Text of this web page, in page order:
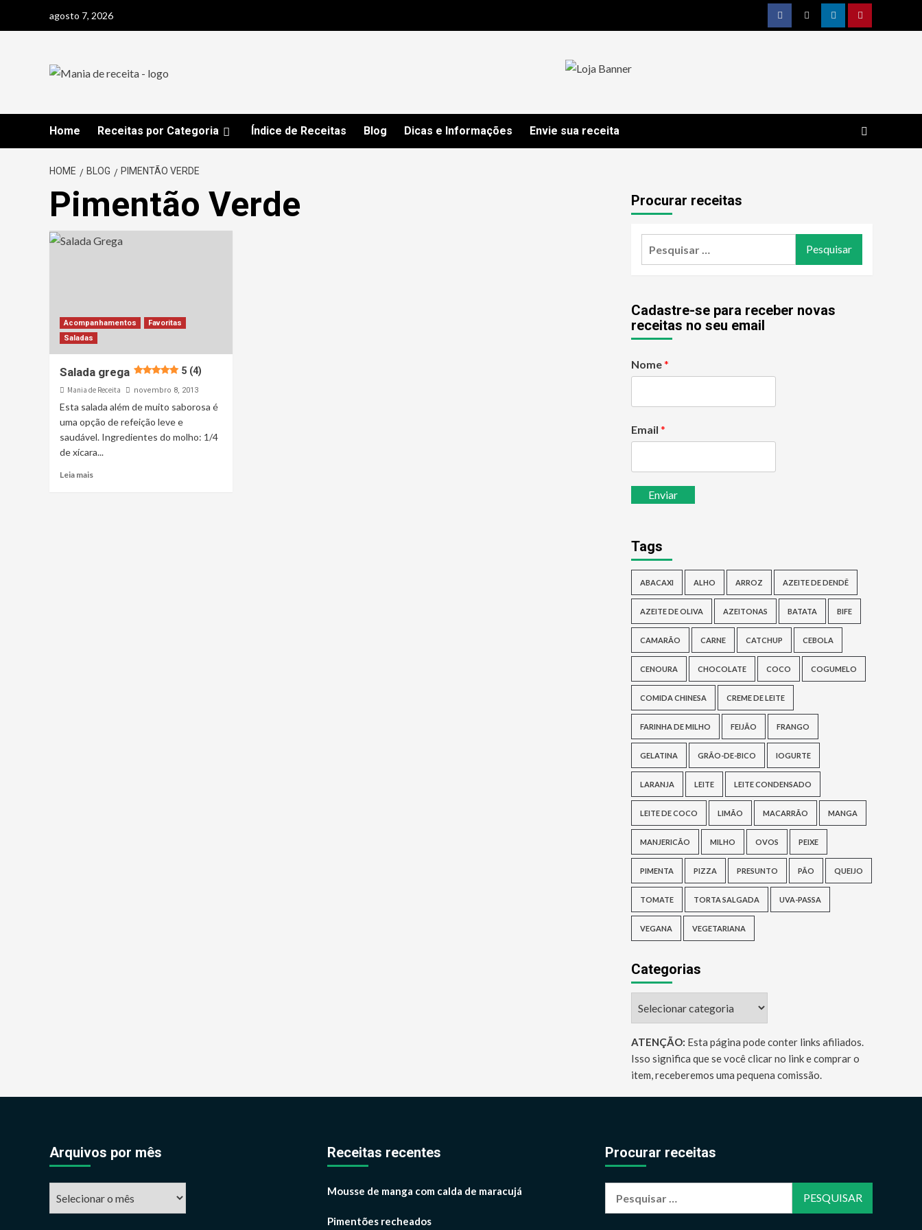
agosto 7, 2026
FacebookTwitterLinkedinPinterest
Home Receitas por Categoria Índice de Receitas Blog Dicas e Informações Envie sua receita
HOME BLOG PIMENTÃO VERDE
Pimentão Verde
Acompanhamentos
Favoritas
Saladas
Salada grega 5 (4)
Mania de Receita novembro 8, 2013
Esta salada além de muito saborosa é
uma opção de refeição leve e
saudável. Ingredientes do molho: 1/4
de xícara...
Leia mais
Procurar receitas
Cadastre-se para receber novas
receitas no seu email
Nome*
Email *
Enviar
Tags
ABACAXI ALHO ARROZ AZEITE DE DENDÊ
AZEITE DE OLIVA AZEITONAS BATATA BIFE
CAMARÃO CARNE CATCHUP CEBOLA
CENOURA CHOCOLATE COCO COGUMELO
COMIDA CHINESA CREME DE LEITE
FARINHA DE MILHO FEIJÃO FRANGO
GELATINA GRÃO-DE-BICO IOGURTE
LARANJA LEITE LEITE CONDENSADO
LEITE DE COCO LIMÃO MACARRÃO MANGA
MANJERICÃO MILHO OVOS PEIXE
PIMENTA PIZZA PRESUNTO PÃO QUEIJO
TOMATE TORTA SALGADA UVA-PASSA
VEGANA VEGETARIANA
Categorias
ATENÇÃO: Esta página pode conter links afiliados.
Isso significa que se você clicar no link e comprar o
item, receberemos uma pequena comissão.
Arquivos por mês Receitas recentes
Mousse de manga com calda de maracujá
Pimentões recheados
Procurar receitas